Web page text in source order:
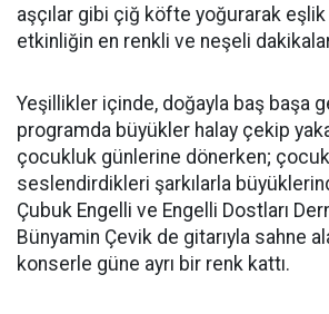
aşçılar gibi çiğ köfte yoğurarak
etkinliğin en renkli ve neşeli
Yeşillikler içinde, doğayla baş başa
programda büyükler halay çekip
çocukluk günlerine dönerken;
seslendirdikleri şarkılarla
Çubuk Engelli ve Engelli Dostları
Bünyamin Çevik de gitarıyla sahne
konserle güne ayrı bir renk kattı.